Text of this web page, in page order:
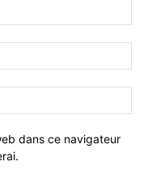
dans ce navigateur